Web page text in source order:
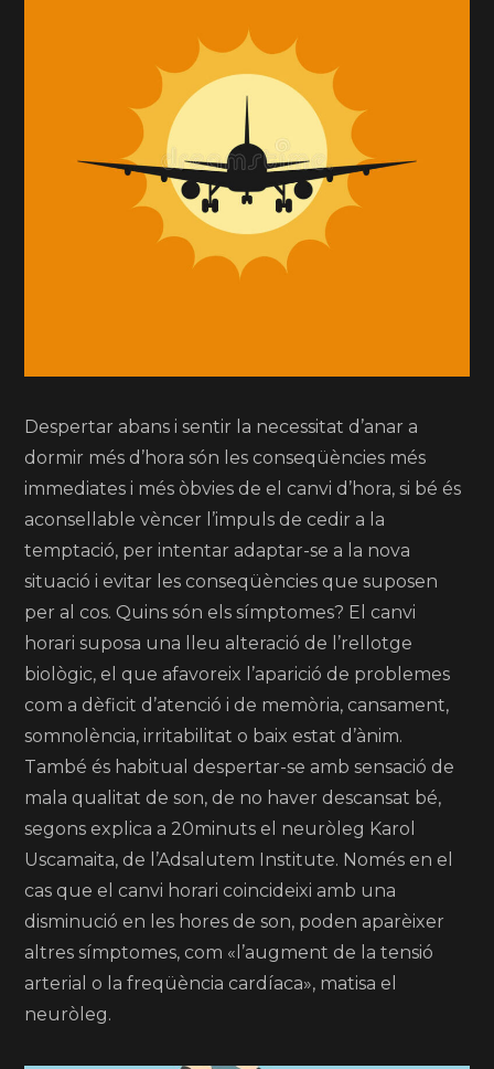
Despertar abans i sentir la necessitat d’anar a
dormir més d’hora són les conseqüències més
immediates i més òbvies de el canvi d’hora, si bé és
aconsellable vèncer l’impuls de cedir a la
temptació, per intentar adaptar-se a la nova
situació i evitar les conseqüències que suposen
per al cos. Quins són els símptomes? El canvi
horari suposa una lleu alteració de l’rellotge
biològic, el que afavoreix l’aparició de problemes
com a dèficit d’atenció i de memòria, cansament,
somnolència, irritabilitat o baix estat d’ànim.
També és habitual despertar-se amb sensació de
mala qualitat de son, de no haver descansat bé,
segons explica a 20minuts el neuròleg Karol
Uscamaita, de l’Adsalutem Institute. Només en el
cas que el canvi horari coincideixi amb una
disminució en les hores de son, poden aparèixer
altres símptomes, com «l’augment de la tensió
arterial o la freqüència cardíaca», matisa el
neuròleg.